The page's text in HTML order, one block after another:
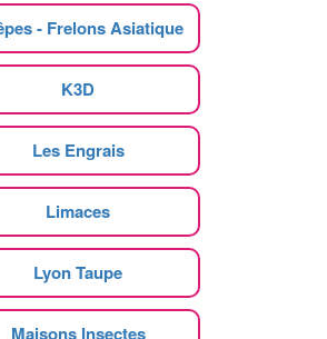
- Frelons Asiatique
K3D
Les Engrais
Limaces
Lyon Taupe
Maisons Insectes